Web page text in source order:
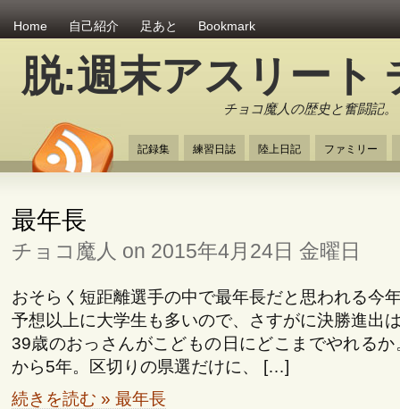
Home 自己紹介 足あと Bookmark
脱:週末アスリート
チョコ魔人の歴史と奮闘記。
記録集 練習日誌 陸上日記 ファミリー
最年長
チョコ魔人 on 2015年4月24日 金曜日
おそらく短距離選手の中で最年長だと思われる今
予想以上に大学生も多いので、さすがに決勝進出
39歳のおっさんがこどもの日にどこまでやれる
から5年。区切りの県選だけに、 […]
続きを読む » 最年長